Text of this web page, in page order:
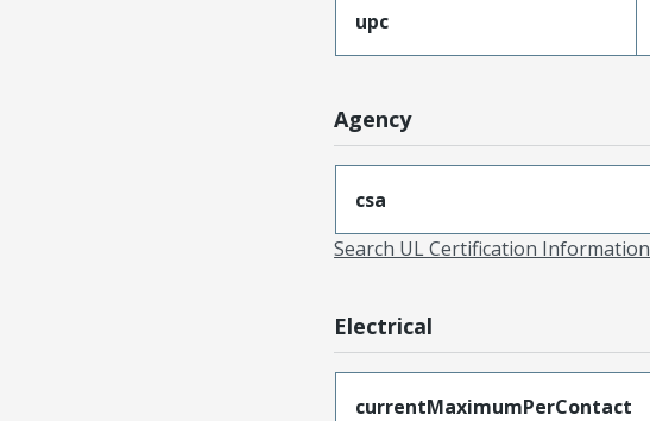
upc
Agency
csa
Search UL Certification Information
Electrical
currentMaximumPerContact